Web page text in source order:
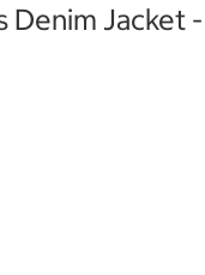
Denim Jacket